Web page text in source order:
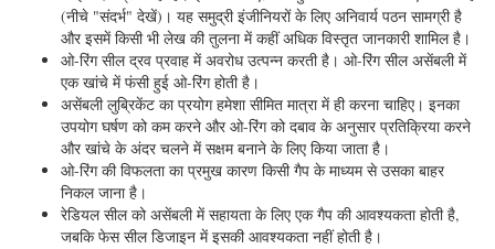
(नीचे "संदर्भ" देखें)। यह समुद्री इंजीनियरों के लिए अनिवार्य पठन सामग्री है
और इसमें किसी भी लेख की तुलना में कहीं अधिक विस्तृत जानकारी शामिल है।
ओ-रिंग सील द्रव प्रवाह में अवरोध उत्पन्न करती है। ओ-रिंग सील असेंबली में
एक खांचे में फंसी हुई ओ-रिंग होती है।
असेंबली लुब्रिकेंट का प्रयोग हमेशा सीमित मात्रा में ही करना चाहिए। इनका
उपयोग घर्षण को कम करने और ओ-रिंग को दबाव के अनुसार प्रतिक्रिया करने
और खांचे के अंदर चलने में सक्षम बनाने के लिए किया जाता है।
ओ-रिंग की विफलता का प्रमुख कारण किसी गैप के माध्यम से उसका बाहर
निकल जाना है।
रेडियल सील को असेंबली में सहायता के लिए एक गैप की आवश्यकता होती है,
जबकि फेस सील डिजाइन में इसकी आवश्यकता नहीं होती है।